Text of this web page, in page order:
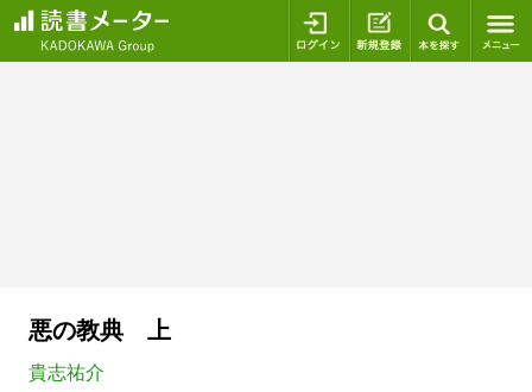
ログイン 新規登録
悪の教典 上
貴志祐介